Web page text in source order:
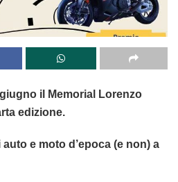
il Memorial Lorenzo
edizione.
e moto d’epoca (e non) a